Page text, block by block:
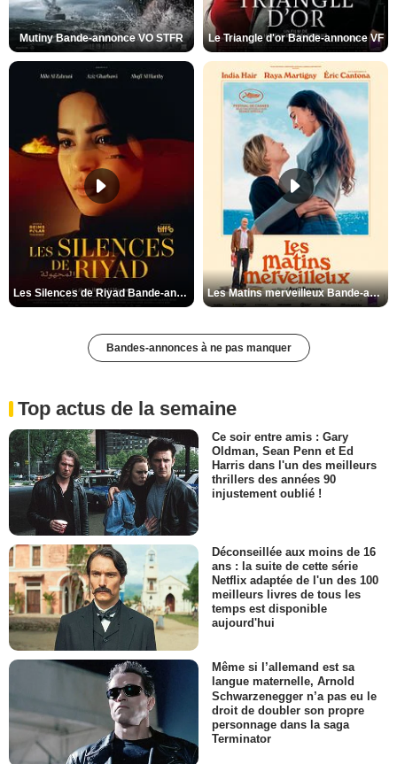
Mutiny Bande-annonce VO STFR Le Triangle d'or Bande-annonce VF
Les Silences de Riyad Bande-annonce VO STFR Les Matins merveilleux Bande-annonce VF
Bandes-annonces à ne pas manquer
Top actus de la semaine
Ce soir entre amis : Gary
Oldman, Sean Penn et Ed
Harris dans l'un des meilleurs
thrillers des années 90
injustement oublié !
Déconseillée aux moins de 16
ans : la suite de cette série
Netflix adaptée de l'un des 100
meilleurs livres de tous les
temps est disponible
aujourd'hui
Même si l’allemand est sa
langue maternelle, Arnold
Schwarzenegger n’a pas eu le
droit de doubler son propre
personnage dans la saga
Terminator